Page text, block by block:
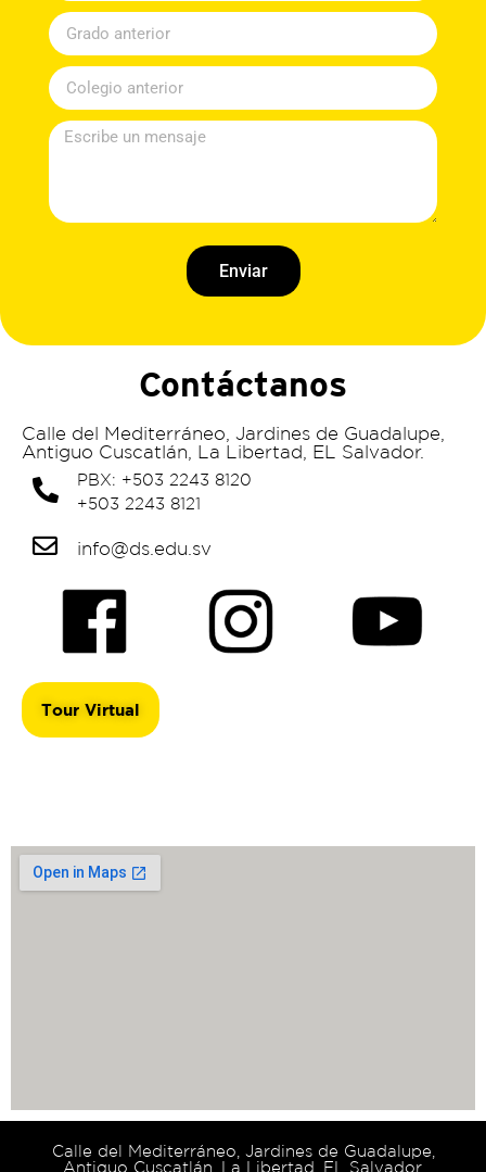
Enviar
Contáctanos
Calle del Mediterráneo, Jardines de Guadalupe,
Antiguo Cuscatlán, La Libertad, EL Salvador.
PBX: +503 2243 8120
+503 2243 8121
info@ds.edu.sv
Tour Virtual
Calle del Mediterráneo, Jardines de Guadalupe,
Antiguo Cuscatlán, La Libertad, EL Salvador.